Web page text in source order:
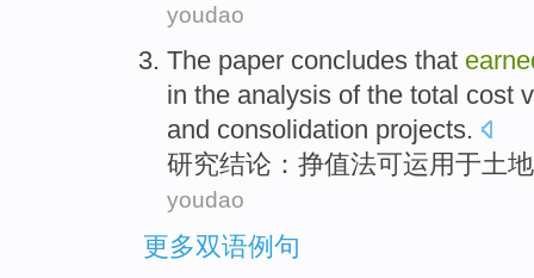
youdao
The paper concludes that
in the analysis of the total cost
and consolidation projects.
研究结论 ： 挣值法可运用于土地
youdao
更多双语例句